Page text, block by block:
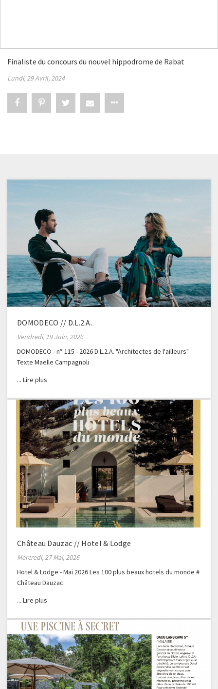
Finaliste du concours du nouvel hippodrome de Rabat
Lundi, 29 Avril, 2024
DOMODECO // D.L.2.A.
Vendredi, 19 Juin, 2026
DOMODECO - n° 115 - 2026 D.L.2.A. "Architectes de l'ailleurs"
Texte Maelle Campagnoli
Château Dauzac // Hotel & Lodge
Mercredi, 27 Mai, 2026
Hotel & Lodge - Mai 2026 Les 100 plus beaux hotels du monde #
Château Dauzac